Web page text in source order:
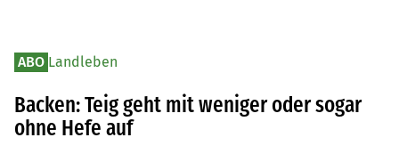
ABO Landleben
Backen: Teig geht mit weniger oder sogar
ohne Hefe auf